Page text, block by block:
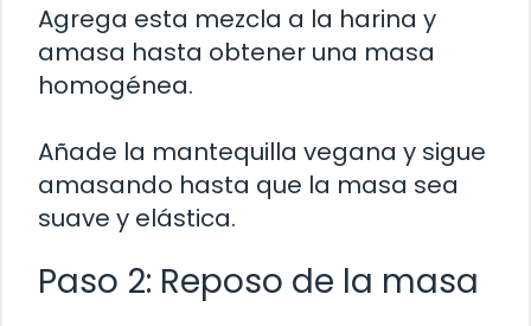
Agrega esta mezcla a la harina y
amasa hasta obtener una masa
homogénea.
Añade la mantequilla vegana y sigue
amasando hasta que la masa sea
suave y elástica.
Paso 2: Reposo de la masa